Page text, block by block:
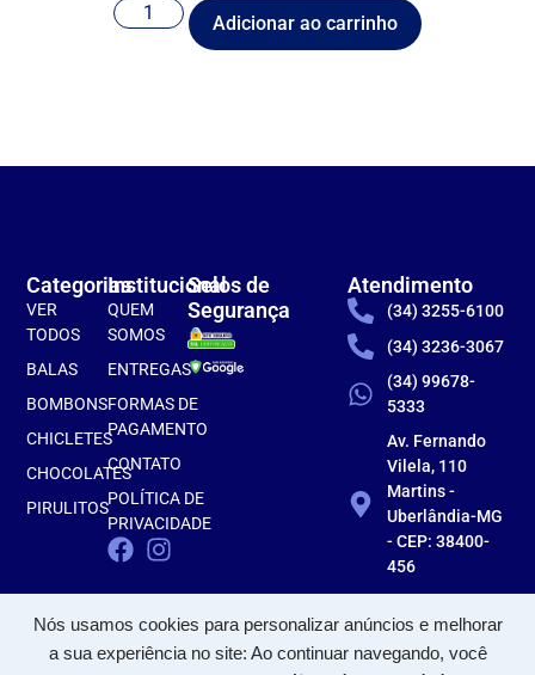
Nós usamos cookies para personalizar anúncios e melhorar
a sua experiência no site: Ao continuar navegando, você
Adicionar ao carrinho
Institucional
QUEM
SOMOS
ENTREGAS
FORMAS DE
PAGAMENTO
CONTATO
POLÍTICA DE
PRIVACIDADE
Categorias
VER
TODOS
BALAS
BOMBONS
CHICLETES
CHOCOLATES
PIRULITOS
Atendimento
(34) 3255-6100
(34) 3236-3067
(34) 99678-
5333
Av. Fernando
Vilela, 110
Martins -
Uberlândia-MG
- CEP: 38400-
456
Selos de
Segurança